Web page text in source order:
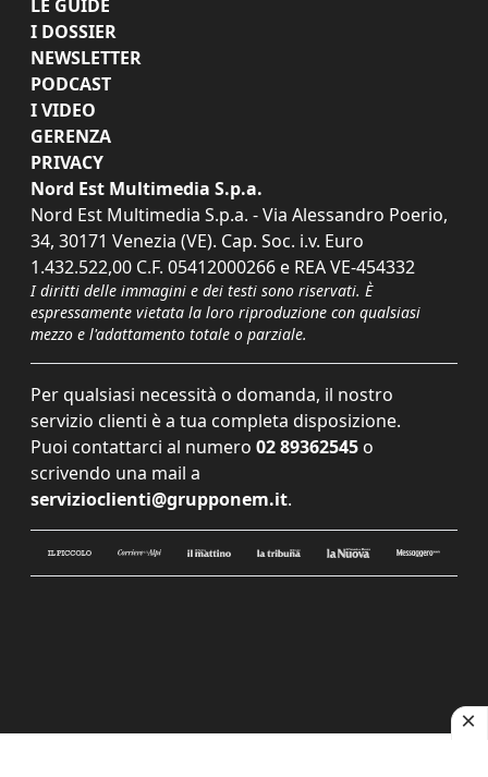
LE GUIDE
I DOSSIER
NEWSLETTER
PODCAST
I VIDEO
GERENZA
PRIVACY
Nord Est Multimedia S.p.a.
Nord Est Multimedia S.p.a. - Via Alessandro Poerio,
34, 30171 Venezia (VE). Cap. Soc. i.v. Euro
1.432.522,00 C.F. 05412000266 e REA VE-454332
I diritti delle immagini e dei testi sono riservati. È
espressamente vietata la loro riproduzione con qualsiasi
mezzo e l'adattamento totale o parziale.
Per qualsiasi necessità o domanda, il nostro
servizio clienti è a tua completa disposizione.
Puoi contattarci al numero 02 89362545 o
scrivendo una mail a
servizioclienti@grupponem.it.